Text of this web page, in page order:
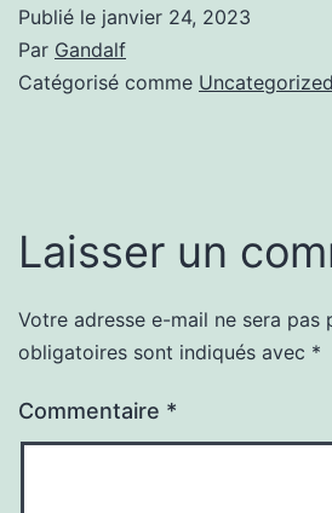
Publié le janvier 24, 2023
Par Gandalf
Catégorisé comme Uncategorized
Laisser un
Votre adresse e-mail ne sera pas
obligatoires sont indiqués avec *
Commentaire *